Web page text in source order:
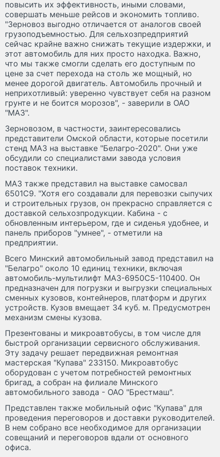
повысить их эффективность, иными словами,
совершать меньше рейсов и экономить топливо.
"Зерновоз выгодно отличается от аналогов своей
грузоподъемностью. Для сельхозпредприятий
сейчас крайне важно снижать текущие издержки, и
этот автомобиль для них просто находка. Важно,
что мы также смогли сделать его доступным по
цене за счет перехода на столь же мощный, но
менее дорогой двигатель. Автомобиль прочный и
неприхотливый: уверенно чувствует себя на разном
грунте и не боится морозов", - заверили в ОАО
"МАЗ".
Зерновозом, в частности, заинтересовались
представители Омской области, которые посетили
стенд МАЗ на выставке "Белагро-2020". Они уже
обсудили со специалистами завода условия
поставок техники.
МАЗ также представил на выставке самосвал
6501C9. "Хотя его создавали для перевозки сыпучих
и строительных грузов, он прекрасно справляется с
доставкой сельхозпродукции. Кабина - с
обновленным интерьером, где и сиденья удобнее, и
панель приборов "умнее", - отметили на
предприятии.
Всего Минский автомобильный завод представил на
"Белагро" около 10 единиц техники, включая
автомобиль-мультилифт МАЗ-6950С5-110400. Он
предназначен для погрузки и выгрузки специальных
сменных кузовов, контейнеров, платформ и других
устройств. Кузов вмещает 34 куб. м. Предусмотрен
механизм смены кузова.
Презентованы и микроавтобусы, в том числе для
быстрой организации сервисного обслуживания.
Эту задачу решает передвижная ремонтная
мастерская "Купава" 233150. Микроавтобус
оборудован с учетом потребностей ремонтных
бригад, а собран на филиале Минского
автомобильного завода - ОАО "Брестмаш".
Представлен также мобильный офис "Купава" для
проведения переговоров и доставки руководителей.
В нем собрано все необходимое для организации
совещаний и переговоров вдали от основного
офиса.